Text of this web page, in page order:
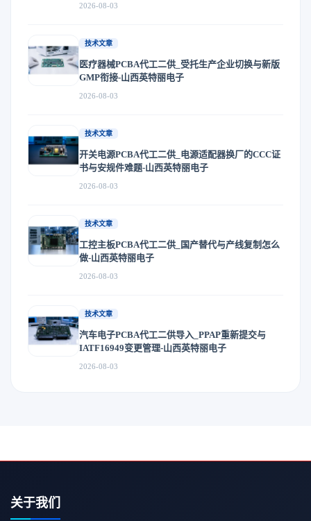
2026-08-03
技术文章
医疗器械PCBA代工二供_受托生产企业切换与新版
GMP衔接-山西英特丽电子
2026-08-03
技术文章
开关电源PCBA代工二供_电源适配器换厂的CCC证
书与安规件难题-山西英特丽电子
2026-08-03
技术文章
工控主板PCBA代工二供_国产替代与产线复制怎么
做-山西英特丽电子
2026-08-03
技术文章
汽车电子PCBA代工二供导入_PPAP重新提交与
IATF16949变更管理-山西英特丽电子
2026-08-03
关于我们